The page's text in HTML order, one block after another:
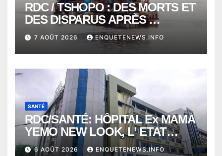
RDC / TSHOPO : DES MORTS ET
DES DISPARUS APRÈS
NAUFRAGE D’UNE BALEINIERE
À QUELQUES KILOMÈTRES DE
KISANGANI
7 AOÛT 2026 ENQUETENEWS.INFO
SANTÉ
RDC/SANTÉ: HÔPITAL Ex MAMA
YEMO NEW LOOK, L’ ETAT
PERD LE CONTROLE
6 AOÛT 2026 ENQUETENEWS.INFO